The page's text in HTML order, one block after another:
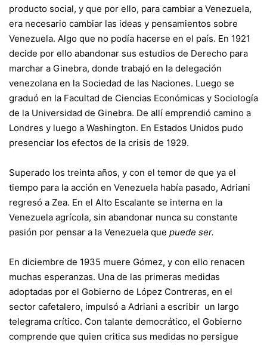
producto social, y que por ello, para cambiar a Venezuela,
era necesario cambiar las ideas y pensamientos sobre
Venezuela. Algo que no podía hacerse en el país. En 1921
decide por ello abandonar sus estudios de Derecho para
marchar a Ginebra, donde trabajó en la delegación
venezolana en la Sociedad de las Naciones. Luego se
graduó en la Facultad de Ciencias Económicas y Sociología
de la Universidad de Ginebra. De allí emprendió camino a
Londres y luego a Washington. En Estados Unidos pudo
presenciar los efectos de la crisis de 1929.
Superado los treinta años, y con el temor de que ya el
tiempo para la acción en Venezuela había pasado, Adriani
regresó a Zea. En el Alto Escalante se interna en la
Venezuela agrícola, sin abandonar nunca su constante
pasión por pensar a la Venezuela que puede ser.
En diciembre de 1935 muere Gómez, y con ello renacen
muchas esperanzas. Una de las primeras medidas
adoptadas por el Gobierno de López Contreras, en el
sector cafetalero, impulsó a Adriani a escribir un largo
telegrama crítico. Con talante democrático, el Gobierno
comprende que quien critica sus medidas no persigue